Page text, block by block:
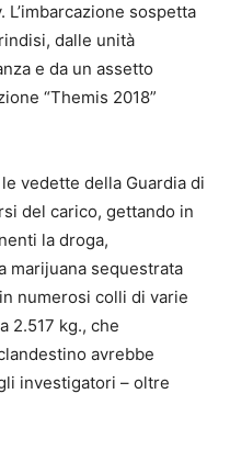
sospetta
dalle unità
e da un assetto
“Themis 2018”
vedette della Guardia di
del carico, gettando in
la droga,
marijuana sequestrata
numerosi colli di varie
2.517 kg., che
avrebbe
investigatori – oltre